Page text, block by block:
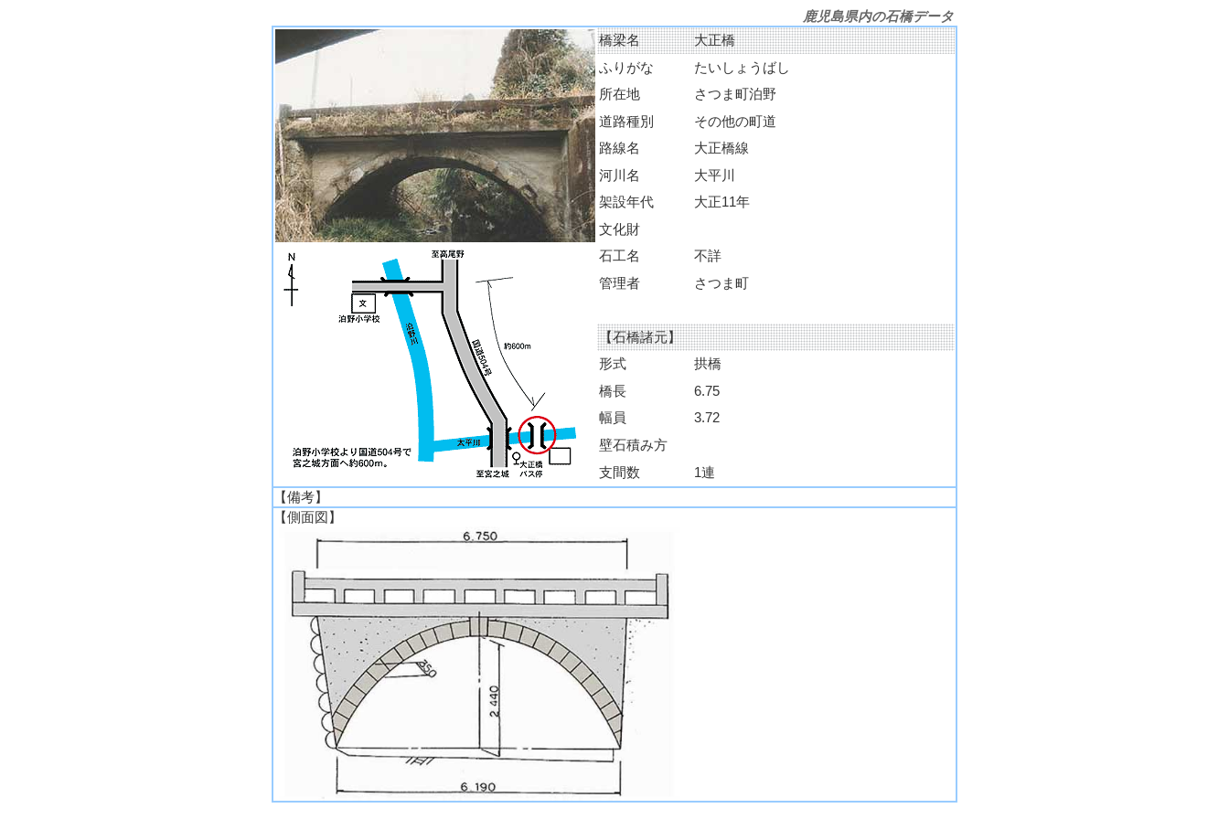
鹿児島県内の石橋データ
橋梁名
大正橋
ふりがな
たいしょうばし
所在地
さつま町泊野
道路種別
その他の町道
路線名
大正橋線
河川名
大平川
架設年代
大正11年
文化財
石工名
不詳
管理者
さつま町
【石橋諸元】
形式
拱橋
橋長
6.75
幅員
3.72
壁石積み方
支間数
1連
【備考】
【側面図】